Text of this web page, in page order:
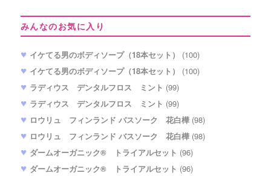
みんなのお気に入り
イケてる男のボディソープ（18本セット）
(100)
イケてる男のボディソープ（18本セット）
(100)
ラディウス デンタルフロス ミント (99)
ラディウス デンタルフロス ミント (99)
ロウリュ フィンランド バスソーク 花白樺 (98)
ロウリュ フィンランド バスソーク 花白樺 (98)
ダームオーガニック® トライアルセット (96)
ダームオーガニック® トライアルセット (96)